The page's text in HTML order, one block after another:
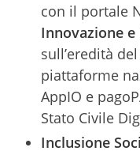
con il portale
Innovazione
sull’eredità
piattaforme
AppIO e
Stato Civile
Inclusione